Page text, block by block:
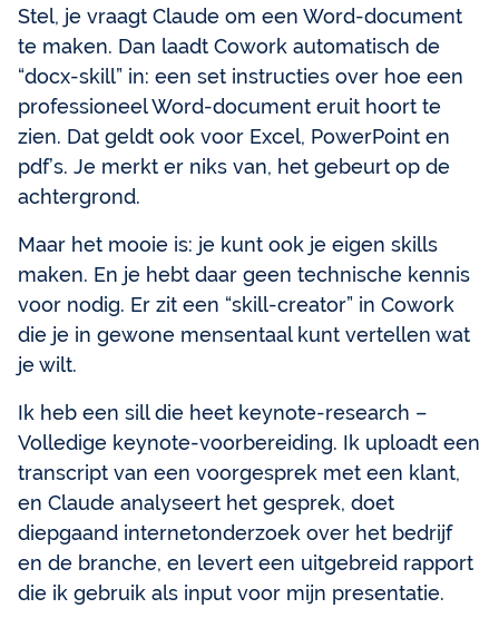
Stel, je vraagt Claude om een Word-document
te maken. Dan laadt Cowork automatisch de
“docx-skill” in: een set instructies over hoe een
professioneel Word-document eruit hoort te
zien. Dat geldt ook voor Excel, PowerPoint en
pdf’s. Je merkt er niks van, het gebeurt op de
achtergrond.
Maar het mooie is: je kunt ook je eigen skills
maken. En je hebt daar geen technische kennis
voor nodig. Er zit een “skill-creator” in Cowork
die je in gewone mensentaal kunt vertellen wat
je wilt.
Ik heb een sill die heet keynote-research –
Volledige keynote-voorbereiding. Ik uploadt een
transcript van een voorgesprek met een klant,
en Claude analyseert het gesprek, doet
diepgaand internetonderzoek over het bedrijf
en de branche, en levert een uitgebreid rapport
die ik gebruik als input voor mijn presentatie.